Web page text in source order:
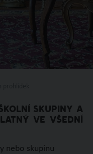
SKUPINY A
VE VŠEDNÍ
nebo skupinu